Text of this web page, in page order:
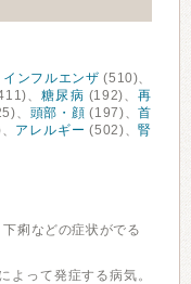
インフルエンザ (510)、
、糖尿病 (192)、再
、 頭部・顔 (197)、首
アレルギー (502)、腎
痢などの症状がでる
よって発症する病気。